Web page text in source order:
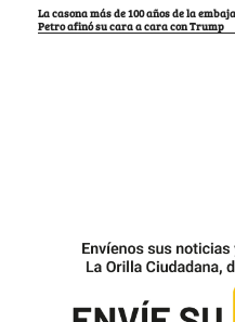
La casona más de 100 años de la
Petro afinó su cara a cara con Trump